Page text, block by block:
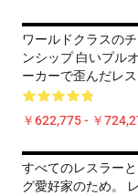
ワールドクラスの
ンシップ 白いプル
ーカーで歪んだレ
￥622,775 - ￥
すべてのレスラー
グ愛好家のため。